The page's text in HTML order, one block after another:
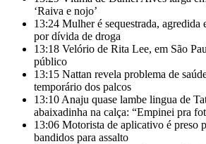
‘Raiva e nojo’
13:24 Mulher é sequestrada, agredida
por dívida de droga
13:18 Velório de Rita Lee, em São
público
13:15 Nattan revela problema de
temporário dos palcos
13:10 Anaju quase lambe lingua de
abaixadinha na calça: “Empinei pra
13:06 Motorista de aplicativo é preso
bandidos para assalto